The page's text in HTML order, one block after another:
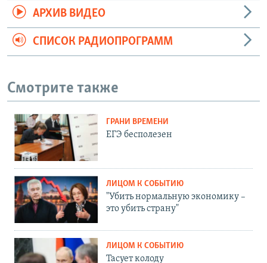
АРХИВ ВИДЕО
СПИСОК РАДИОПРОГРАММ
Смотрите также
ГРАНИ ВРЕМЕНИ
ЕГЭ бесполезен
ЛИЦОМ К СОБЫТИЮ
"Убить нормальную экономику –
это убить страну"
ЛИЦОМ К СОБЫТИЮ
Тасует колоду